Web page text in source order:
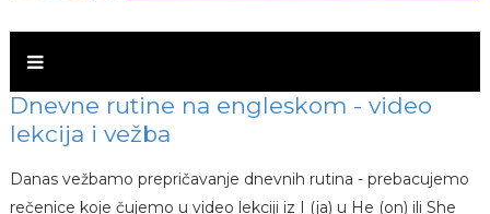
Dnevne rutine na engleskom - video
lekcija i vežba
Danas vežbamo prepričavanje dnevnih rutina - prebacujemo
rečenice koje čujemo u video lekciji iz I (ja) u He (on) ili She